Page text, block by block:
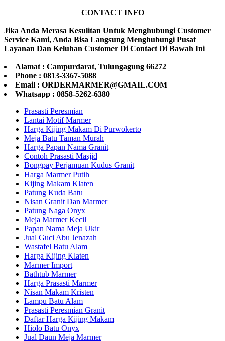
CONTACT INFO
Jika Anda Merasa Kesulitan Untuk Menghubungi Customer
Service Kami, Anda Bisa Langsung Menghubungi Pusat
Layanan Dan Keluhan Customer Di Contact Di Bawah Ini
Alamat : Campurdarat, Tulungagung 66272
Phone : 0813-3367-5088
Email : ORDERMARMER@GMAIL.COM
Whatsapp : 0858-5262-6380
Prasasti Peresmian
Lantai Motif Marmer
Harga Kijing Makam Di Purwokerto
Meja Batu Taman Murah
Harga Papan Nama Granit
Contoh Prasasti Masjid
Bongpay Perjamuan Kudus Granit
Harga Marmer Putih
Kijing Makam Klaten
Patung Kuda Batu
Nisan Granit Dan Marmer
Patung Naga Onyx
Meja Marmer Kecil
Papan Nama Meja Ukir
Jual Guci Abu Jenazah
Wastafel Batu Alam
Harga Kijing Klaten
Marmer Import
Bathtub Marmer
Harga Prasasti Marmer
Nisan Makam Kristen
Lampu Batu Alam
Prasasti Peresmian Granit
Daftar Harga Kijing Makam
Hiolo Batu Onyx
Jual Daun Meja Marmer